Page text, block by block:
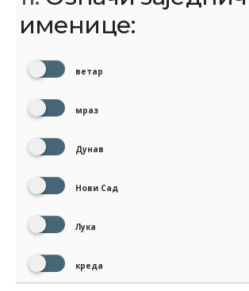
именице:
ветар
мраз
Дунав
Нови Сад
Лука
креда